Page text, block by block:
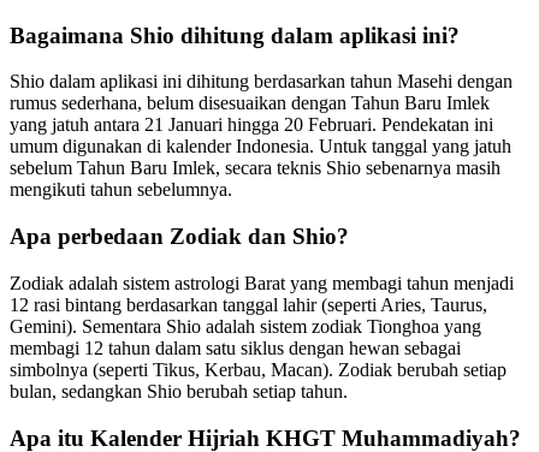
Bagaimana Shio dihitung dalam aplikasi ini?
Shio dalam aplikasi ini dihitung berdasarkan tahun Masehi dengan
rumus sederhana, belum disesuaikan dengan Tahun Baru Imlek
yang jatuh antara 21 Januari hingga 20 Februari. Pendekatan ini
umum digunakan di kalender Indonesia. Untuk tanggal yang jatuh
sebelum Tahun Baru Imlek, secara teknis Shio sebenarnya masih
mengikuti tahun sebelumnya.
Apa perbedaan Zodiak dan Shio?
Zodiak adalah sistem astrologi Barat yang membagi tahun menjadi
12 rasi bintang berdasarkan tanggal lahir (seperti Aries, Taurus,
Gemini). Sementara Shio adalah sistem zodiak Tionghoa yang
membagi 12 tahun dalam satu siklus dengan hewan sebagai
simbolnya (seperti Tikus, Kerbau, Macan). Zodiak berubah setiap
bulan, sedangkan Shio berubah setiap tahun.
Apa itu Kalender Hijriah KHGT Muhammadiyah?